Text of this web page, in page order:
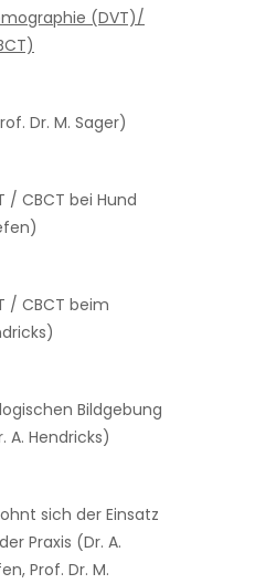
(DVT)/
Dr. M. Sager)
/ CBCT bei Hund
/ CBCT beim
Bildgebung
A. Hendricks)
sich der Einsatz
Praxis (Dr. A.
Prof. Dr. M.